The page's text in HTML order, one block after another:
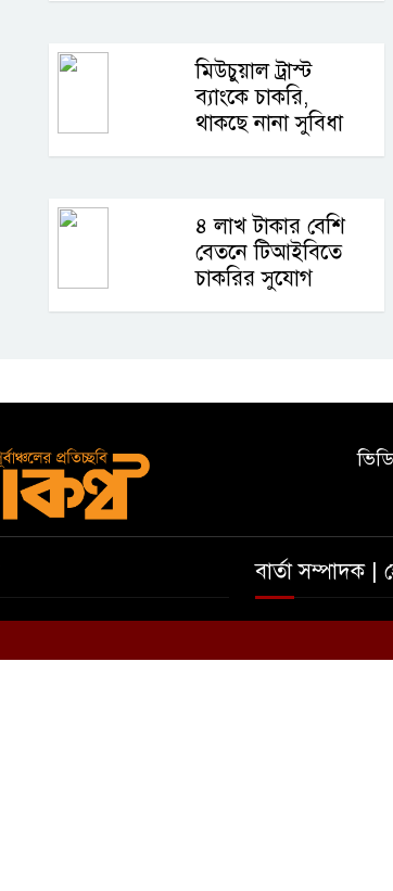
মিউচুয়াল ট্রাস্ট
ব্যাংকে চাকরি,
থাকছে নানা সুবিধা
৪ লাখ টাকার বেশি
বেতনে টিআইবিতে
চাকরির সুযোগ
বার্তা সম্পাদক |